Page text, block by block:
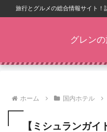
旅行とグルメの総合情報サイト！
グレン
ホーム 国内ホテル
【ミシュランガ